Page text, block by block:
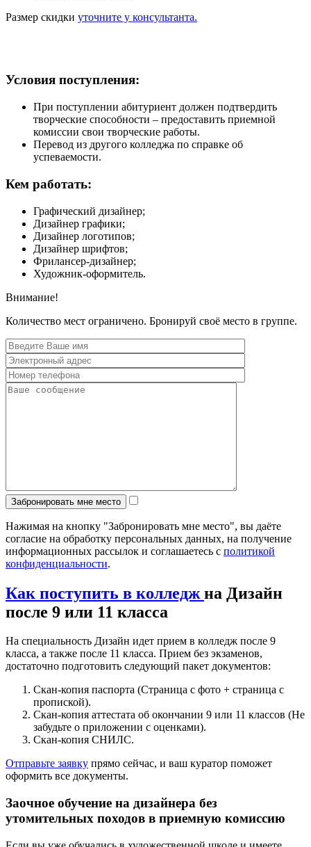
Размер скидки уточните у консультанта.
Условия поступления:
При поступлении абитуриент должен подтвердить
творческие способности – предоставить приемной
комиссии свои творческие работы.
Перевод из другого колледжа по справке об
успеваемости.
Кем работать:
Графический дизайнер;
Дизайнер графики;
Дизайнер логотипов;
Дизайнер шрифтов;
Фрилансер-дизайнер;
Художник-оформитель.
Внимание!
Количество мест ограничено. Бронируй своё место в группе.
Нажимая на кнопку "Забронировать мне место", вы даёте
согласие на обработку персональных данных, на получение
информационных рассылок и соглашаетесь с политикой
конфиденциальности.
Как поступить в колледж на Дизайн
после 9 или 11 класса
На специальность Дизайн идет прием в колледж после 9
класса, а также после 11 класса. Прием без экзаменов,
достаточно подготовить следующий пакет документов:
Скан-копия паспорта (Страница с фото + страница с
пропиской).
Скан-копия аттестата об окончании 9 или 11 классов (Не
забудьте о приложении с оценками).
Скан-копия СНИЛС.
Отправьте заявку прямо сейчас, и ваш куратор поможет
оформить все документы.
Заочное обучение на дизайнера без
утомительных походов в приемную комиссию